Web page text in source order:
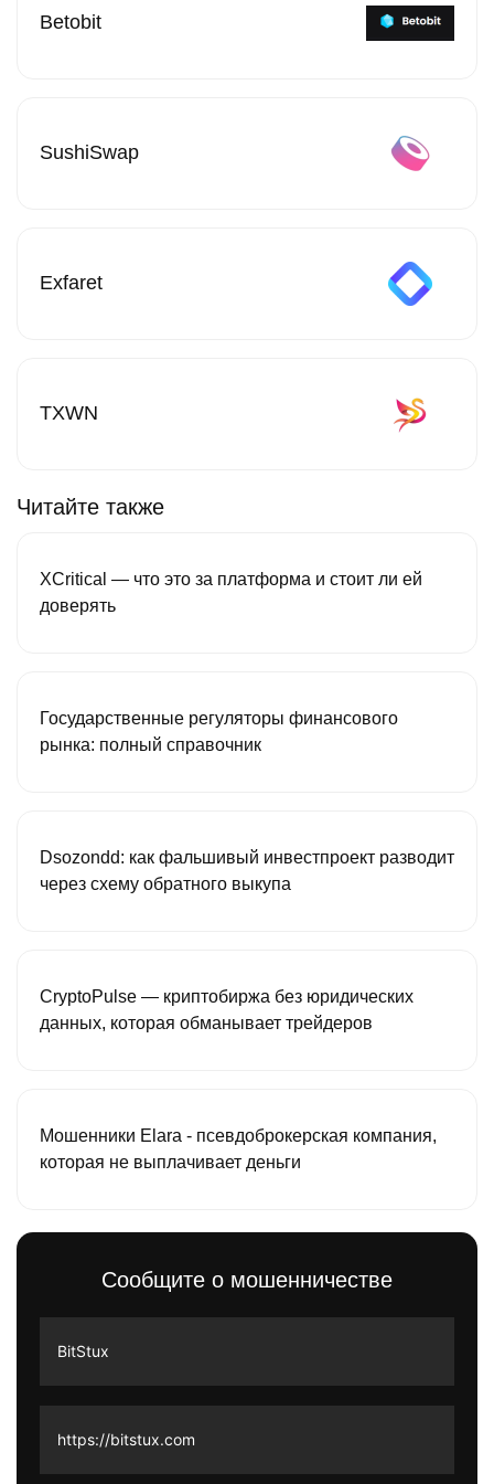
Betobit
SushiSwap
Exfaret
TXWN
Читайте также
XCritical — что это за платформа и стоит ли ей
доверять
Государственные регуляторы финансового
рынка: полный справочник
Dsozondd: как фальшивый инвестпроект разводит
через схему обратного выкупа
CryptoPulse — криптобиржа без юридических
данных, которая обманывает трейдеров
Мошенники Elara - псевдоброкерская компания,
которая не выплачивает деньги
Сообщите о мошенничестве